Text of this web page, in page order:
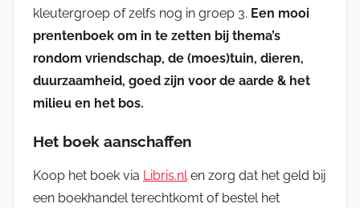
kleutergroep of zelfs nog in groep 3. Een mooi
prentenboek om in te zetten bij thema’s
rondom vriendschap, de (moes)tuin, dieren,
duurzaamheid, goed zijn voor de aarde & het
milieu en het bos.
Het boek aanschaffen
Koop het boek via Libris.nlen zorg dat het geld bij
een boekhandel terechtkomt of bestel het